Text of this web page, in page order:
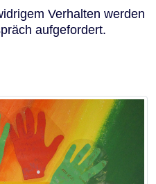
Verhalten werden
aufgefordert.